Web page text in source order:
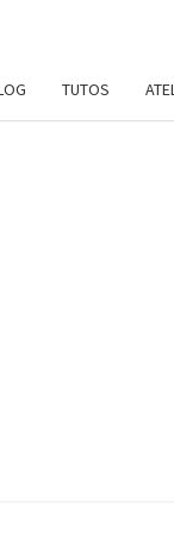
TUTOS